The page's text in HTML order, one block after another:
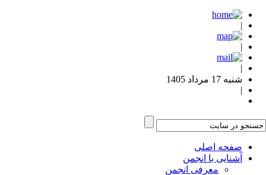
شنبه 17 مرداد 1405
صفحه اصلی
آشنایی با انجمن
معرفی انجمن